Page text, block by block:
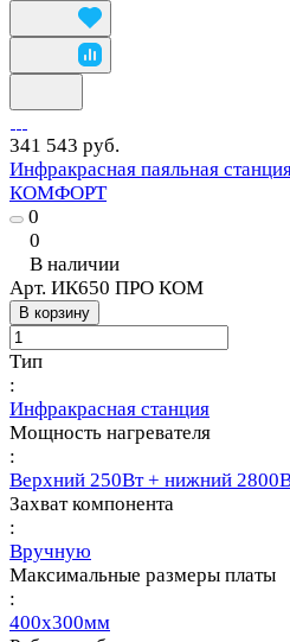
341 543 руб.
Инфракрасная паяльная
КОМФОРТ
0
0
В наличии
Арт. ИК650 ПРО КОМ
В корзину
Тип
:
Инфракрасная станция
Мощность нагревателя
:
Верхний 250Вт + нижний
Захват компонента
:
Вручную
Максимальные размеры платы
:
400х300мм